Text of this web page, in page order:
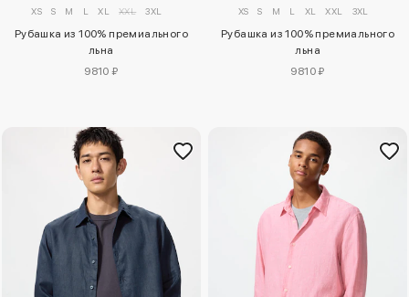
XS S M L XL XXL 3XL
Рубашка из 100% премиального
льна
9810 ₽
XS S M L XL XXL 3XL
Рубашка из 100% премиального
льна
9810 ₽